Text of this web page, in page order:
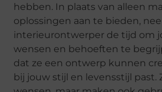
hebben. In plaats van alleen
oplossingen aan te bieden,
interieurontwerper de tijd om
wensen en behoeften te
dat ze een ontwerp kunnen
bij jouw stijl en levensstijl past.